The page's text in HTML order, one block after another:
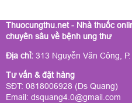
Thuocungthu.net - Nhà thuốc
chuyên sâu về bệnh ung thư
Địa chỉ: 313 Nguyễn Văn Công,
Tư vấn & đặt hàng
SĐT: 0818006928 (Ds Quang)
Email: dsquang4.0@gmail.com